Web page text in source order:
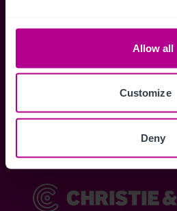
Allow all
Customize
Deny
Mitglieder.
Anmelden
Sie haben bereits ein Konto?